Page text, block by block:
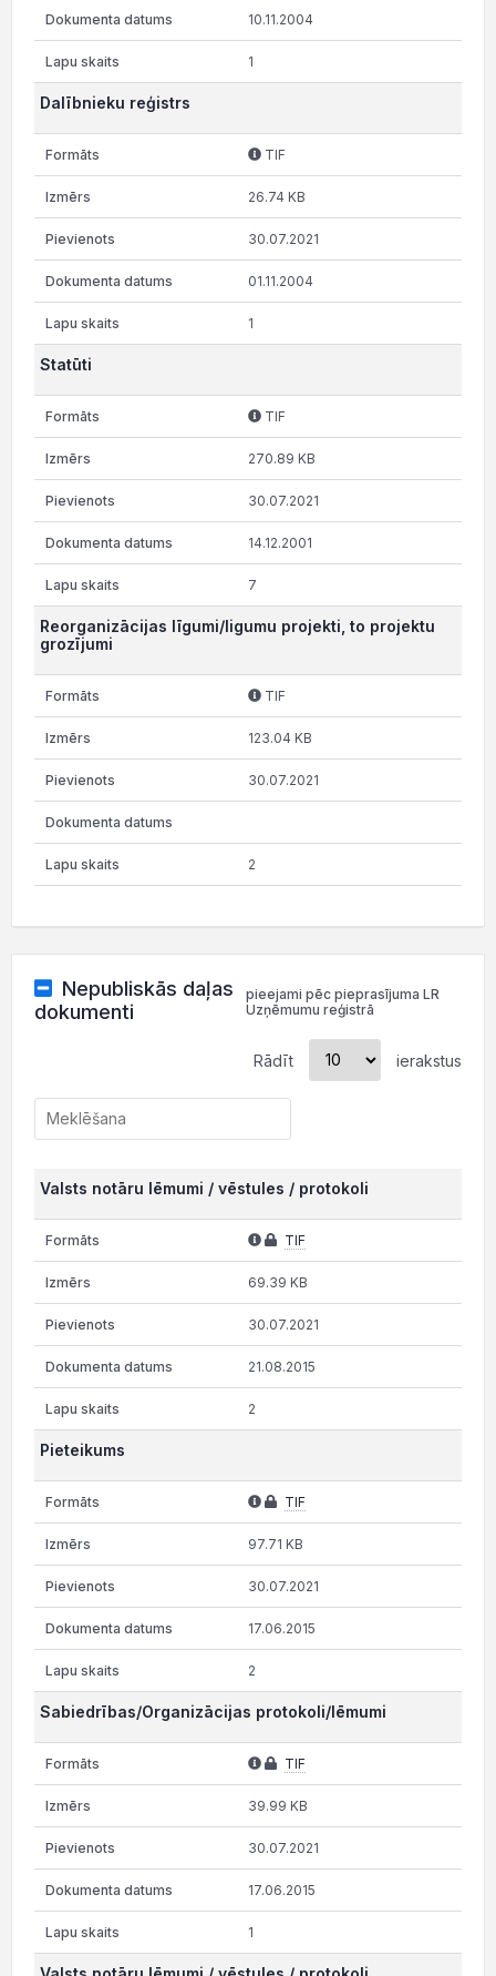
10.11.2004
1
Dalībnieku reģistrs
TIF
26.74 KB
30.07.2021
01.11.2004
1
Statūti
TIF
270.89 KB
30.07.2021
14.12.2001
7
Reorganizācijas līgumi/ligumu projekti, to projektu
grozījumi
TIF
123.04 KB
30.07.2021
2
Nepubliskās daļas
dokumenti
pieejami pēc pieprasījuma LR
Uzņēmumu reģistrā
Rādīt ierakstus
Valsts notāru lēmumi / vēstules / protokoli
TIF
69.39 KB
30.07.2021
21.08.2015
2
Pieteikums
TIF
97.71 KB
30.07.2021
17.06.2015
2
Sabiedrības/Organizācijas protokoli/lēmumi
TIF
39.99 KB
30.07.2021
17.06.2015
1